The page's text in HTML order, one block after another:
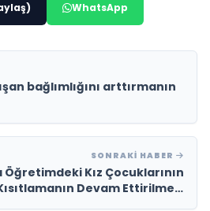
WhatsApp
bağlımlığını arttırmanın
SONRAKI HABER
Kız Çocuklarının
Devam Ettirilmesi